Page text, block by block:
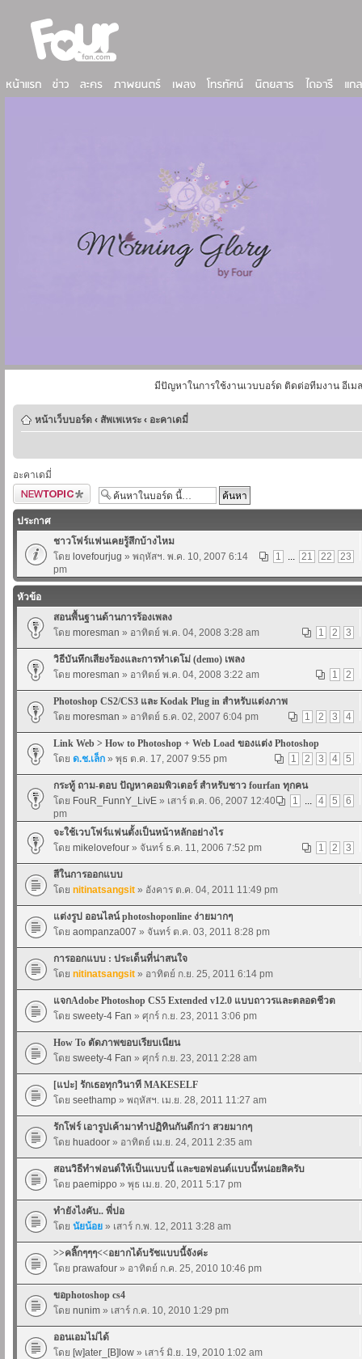
มีปัญหาในการใช้งานเวบบอร์ด ติดต่อทีมงาน อีเม
หน้าเว็บบอร์ด ‹ สัพเพเหระ ‹ อะคาเดมี่
อะคาเดมี่
ตั้งกระทู้ใหม่
ประกาศ
ชาวโฟร์แฟนเคยรู้สึกบ้างไหม
1
... 21 22 23
โดย lovefourjug » พฤหัสฯ. พ.ค. 10, 2007 6:14
pm
หัวข้อ
สอนพื้นฐานด้านการร้องเพลง
1
2 3
โดย moresman » อาทิตย์ พ.ค. 04, 2008 3:28 am
วิธีบันทึกเสียงร้องและการทำเดโม่ (demo) เพลง
1
2
โดย moresman » อาทิตย์ พ.ค. 04, 2008 3:22 am
Photoshop CS2/CS3 และ Kodak Plug in สำหรับแต่งภาพ
1
2 3 4
โดย moresman » อาทิตย์ ธ.ค. 02, 2007 6:04 pm
Link Web > How to Photoshop + Web Load ของแต่ง Photoshop
1
2 3 4 5
โดย ด.ช.เล็ก » พุธ ต.ค. 17, 2007 9:55 pm
กระทู้ ถาม-ตอบ ปัญหาคอมพิวเตอร์ สำหรับชาว fourfan ทุกคน
1
... 4 5 6
โดย FouR_FunnY_LivE » เสาร์ ต.ค. 06, 2007 12:40
pm
จะใช้เวบโฟร์แฟนตั้งเป็นหน้าหลักอย่างไร
1
2 3
โดย mikelovefour » จันทร์ ธ.ค. 11, 2006 7:52 pm
สีในการออกแบบ
โดย nitinatsangsit » อังคาร ต.ค. 04, 2011 11:49 pm
แต่งรูป ออนไลน์ photoshoponline ง่ายมากๆ
โดย aompanza007 » จันทร์ ต.ค. 03, 2011 8:28 pm
การออกแบบ : ประเด็นที่น่าสนใจ
โดย nitinatsangsit » อาทิตย์ ก.ย. 25, 2011 6:14 pm
แจกAdobe Photoshop CS5 Extended v12.0 แบบถาวรและตลอดชีวต
โดย sweety-4 Fan » ศุกร์ ก.ย. 23, 2011 3:06 pm
How To ตัดภาพขอบเรียบเนียน
โดย sweety-4 Fan » ศุกร์ ก.ย. 23, 2011 2:28 am
[แปะ] รักเธอทุกวินาที MAKESELF
โดย seethamp » พฤหัสฯ. เม.ย. 28, 2011 11:27 am
รักโฟร์ เอารูปเค้ามาทำปฏิทินกันดีกว่า สวยมากๆ
โดย huadoor » อาทิตย์ เม.ย. 24, 2011 2:35 am
สอนวิธีทำฟอนต์ให้เป็นแบบนี้ และขอฟอนต์แบบนี้หน่อยสิครับ
โดย paemippo » พุธ เม.ย. 20, 2011 5:17 pm
ทำยังไงคับ.. พี่ปอ
โดย นัยน้อย » เสาร์ ก.พ. 12, 2011 3:28 am
>>คลิ๊กๆๆๆ<<อยากได้บรัชแบบนี้จังค่ะ
โดย prawafour » อาทิตย์ ก.ค. 25, 2010 10:46 pm
ขอphotoshop cs4
โดย nunim » เสาร์ ก.ค. 10, 2010 1:29 pm
ออนเอมไม่ได้
โดย [w]ater_[B]low » เสาร์ มิ.ย. 19, 2010 1:02 am